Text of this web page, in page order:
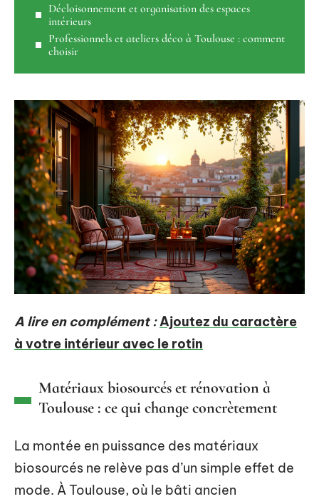
Décloisonnement et organisation des espaces
intérieurs
Professionnels et ateliers déco à Toulouse : comment
choisir
A lire en complément : Ajoutez du caractère
à votre intérieur avec le rotin
Matériaux biosourcés et rénovation à
Toulouse : ce qui change concrètement
La montée en puissance des matériaux
biosourcés ne relève pas d’un simple effet de
mode. À Toulouse, où le bâti ancien